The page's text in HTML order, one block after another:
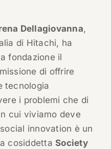
Dellagiovanna,
di Hitachi, ha
fondazione il
di offrire
tecnologia
i problemi che di
cui viviamo deve
innovation è un
cosiddettaSociety